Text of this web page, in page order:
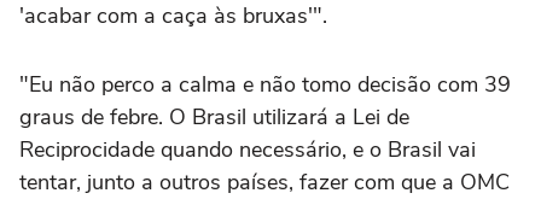
'acabar com a caça às bruxas'".
"Eu não perco a calma e não tomo decisão com 39
graus de febre. O Brasil utilizará a Lei de
Reciprocidade quando necessário, e o Brasil vai
tentar, junto a outros países, fazer com que a OMC